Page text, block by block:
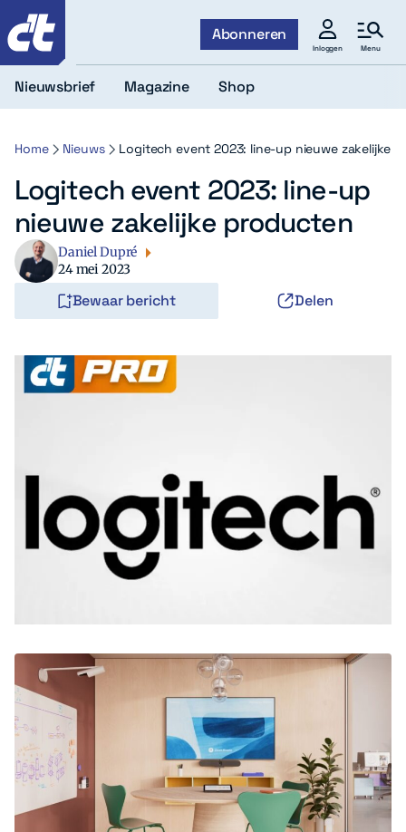
Abonneren
Inloggen Menu
Nieuwsbrief Magazine Shop
Home Nieuws Logitech event 2023: line-up nieuwe zakelijke
Logitech event 2023: line-up
nieuwe zakelijke producten
Daniel Dupré
24 mei 2023
Bewaar bericht Delen